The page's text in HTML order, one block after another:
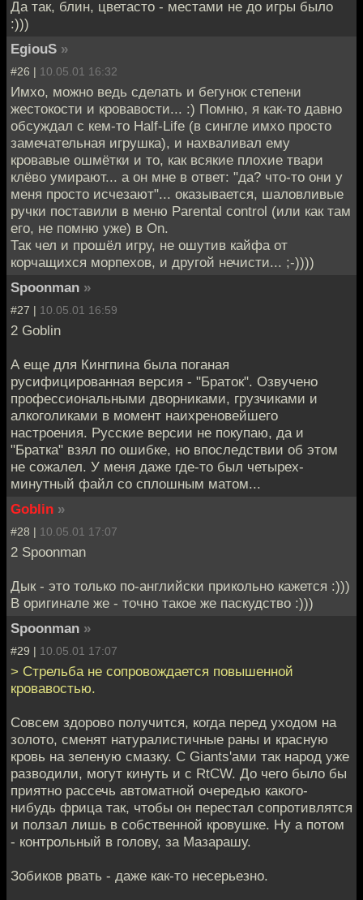
Да так, блин, цветасто - местами не до игры было
:)))
EgiouS »
#26 | 10.05.01 16:32
Имхо, можно ведь сделать и бегунок степени
жестокости и кровавости... :) Помню, я как-то давно
обсуждал с кем-то Half-Life (в сингле имхо просто
замечательная игрушка), и нахваливал ему
кровавые ошмётки и то, как всякие плохие твари
клёво умирают... а он мне в ответ: "да? что-то они у
меня просто исчезают"... оказывается, шаловливые
ручки поставили в меню Parental control (или как там
его, не помню уже) в On.
Так чел и прошёл игру, не ошутив кайфа от
корчащихся морпехов, и другой нечисти... ;-))))
Spoonman »
#27 | 10.05.01 16:59
2 Goblin
А еще для Кингпина была поганая
русифицированная версия - "Браток". Озвучено
профессиональными дворниками, грузчиками и
алкоголиками в момент наихреновейшего
настроения. Русские версии не покупаю, да и
"Братка" взял по ошибке, но впоследствии об этом
не сожалел. У меня даже где-то был четырех-
минутный файл со сплошным матом...
Goblin »
#28 | 10.05.01 17:07
2 Spoonman
Дык - это только по-английски прикольно кажется :)))
В оригинале же - точно такое же паскудство :)))
Spoonman »
#29 | 10.05.01 17:07
> Стрельба не сопровождается повышенной
кровавостью.
Совсем здорово получится, когда перед уходом на
золото, сменят натуралистичные раны и красную
кровь на зеленую смазку. С Giants'ами так народ уже
разводили, могут кинуть и с RtCW. До чего было бы
приятно рассечь автоматной очередью какого-
нибудь фрица так, чтобы он перестал сопротивлятся
и ползал лишь в собственной кровушке. Ну а потом
- контрольный в голову, за Мазарашу.
Зобиков рвать - даже как-то несерьезно.